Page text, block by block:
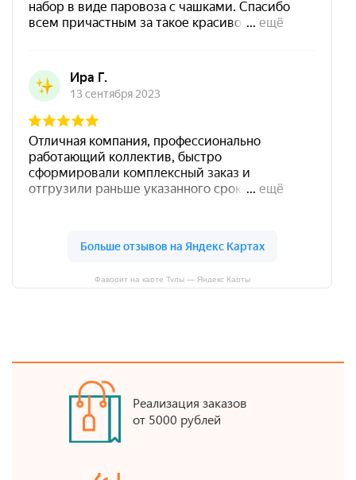
Фаворит на карте Тулы — Яндекс Карты
Реализация заказов
от 5000 рублей